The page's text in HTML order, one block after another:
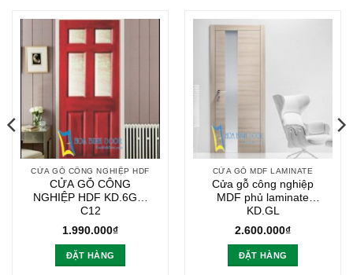
CỬA GỖ CÔNG NGHIỆP HDF
CỬA GỖ CÔNG
NGHIỆP HDF KD.6G4-
C12
1.990.000₫
ĐẶT HÀNG
CỬA GỖ MDF LAMINATE
Cửa gỗ công nghiệp
MDF phủ laminate
KD.GL
2.600.000₫
ĐẶT HÀNG